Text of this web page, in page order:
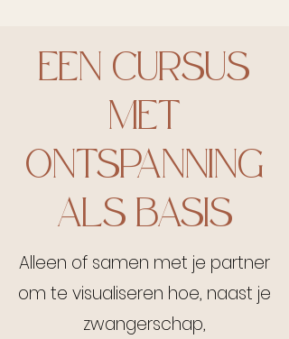
EEN CURSUS
MET
ONTSPANNING
ALS BASIS
Alleen of samen met je partner
om te visualiseren hoe, naast je
zwangerschap,